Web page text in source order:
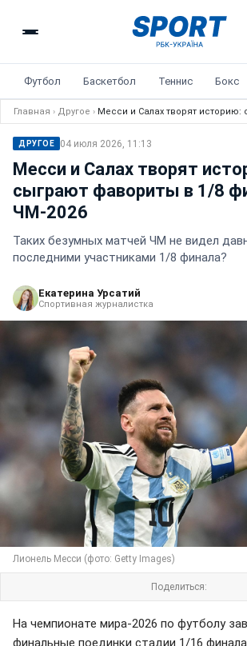
Футбол Баскетбол Теннис Бокс
Главная › Другое › Месси и Салах творят
ДРУГОЕ 04 июля 2026, 11:13
Месси и Салах творят
сыграют фавориты в 1/8
ЧМ-2026
Таких безумных матчей ЧМ не видел
последними участниками 1/8 финала?
Екатерина Урсатий
Спортивная журналистка
Лионель Месси (фото: Getty Images)
Поделиться:
На чемпионате мира-2026 по футболу
финальные поединки стадии 1/16